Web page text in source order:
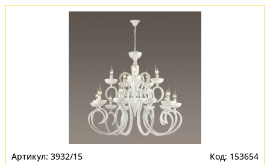
3932/15 153654